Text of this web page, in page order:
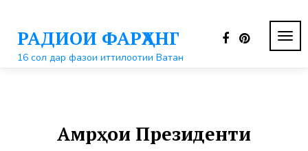
контентуРАДИОИ ФАРҲАНГ
16 сол дар фазои иттилоотии Ватан
Амрҳои Президенти